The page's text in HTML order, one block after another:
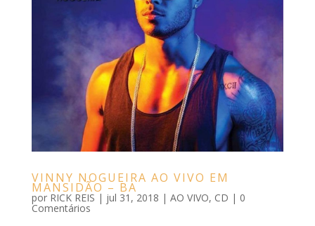
VINNY NOGUEIRA AO VIVO EM
MANSIDÃO – BA
por RICK REIS | jul 31, 2018 | AO VIVO, CD | 0
Comentários